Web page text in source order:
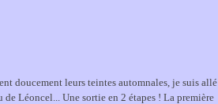
doucement leurs teintes automnales, je suis allé
de Léoncel... Une sortie en 2 étapes ! La première